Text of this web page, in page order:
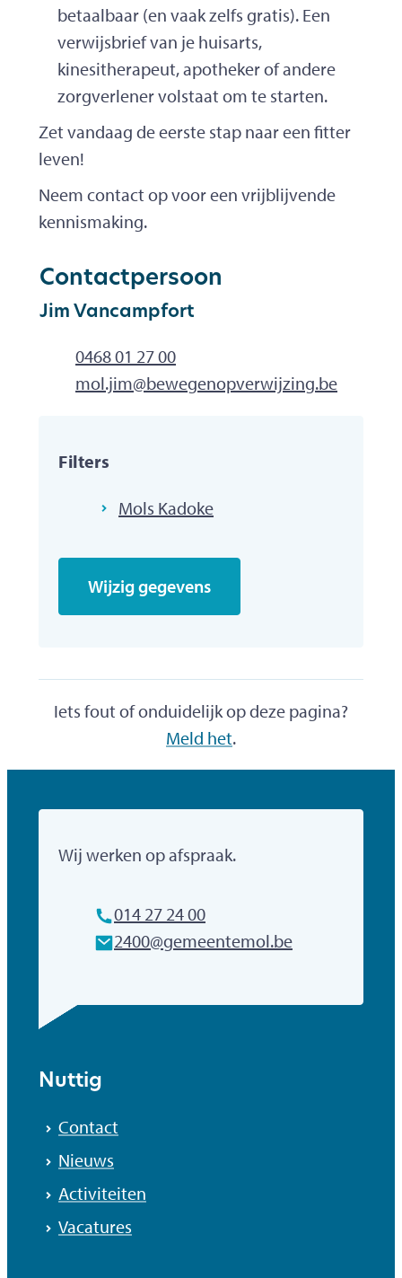
betaalbaar (en vaak zelfs gratis). Een
verwijsbrief van je huisarts,
kinesitherapeut, apotheker of andere
zorgverlener volstaat om te starten.
Zet vandaag de eerste stap naar een fitter
leven!
Neem contact op voor een vrijblijvende
kennismaking.
Contactpersoon
Jim Vancampfort
0468 01 27 00
E-mailadres
mol.jim@bewegenopverwijzing.be
Filters
Mols Kadoke
Wijzig gegevens
Iets fout of onduidelijk op deze pagina?
Meld het.
Gemeente Mol
Wij werken op afspraak.
014 27 24 00
E-mailadres
2400@gemeentemol.be
Nuttig
Contact
Nieuws
Activiteiten
Vacatures